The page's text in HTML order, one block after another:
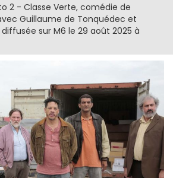
2 - Classe Verte, comédie de
Guillaume de Tonquédec et
sur M6 le 29 août 2025 à